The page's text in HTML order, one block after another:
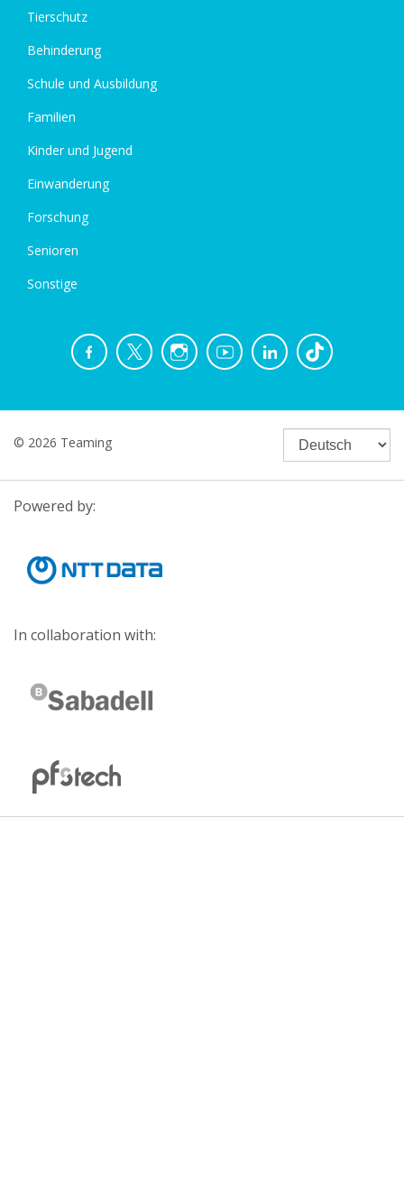
Tierschutz
Behinderung
Schule und Ausbildung
Familien
Kinder und Jugend
Einwanderung
Forschung
Senioren
Sonstige
© 2026 Teaming
Powered by:
In collaboration with: